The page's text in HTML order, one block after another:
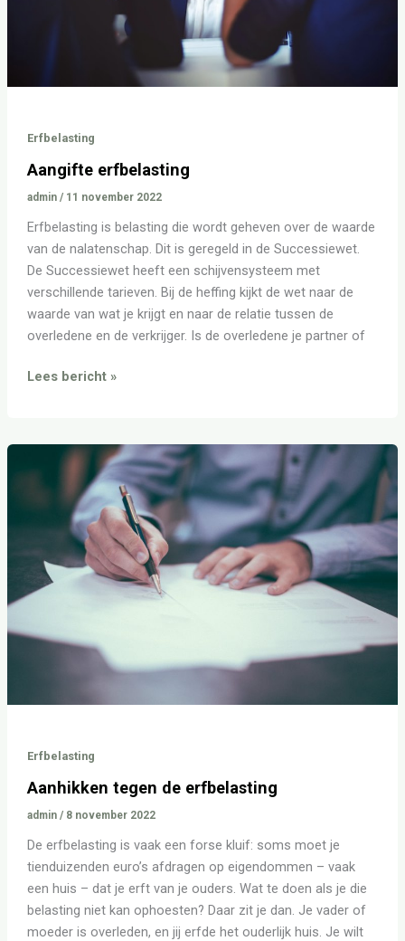
Erfbelasting
Aangifte erfbelasting
admin / 11 november 2022
Erfbelasting is belasting die wordt geheven over de waarde
van de nalatenschap. Dit is geregeld in de Successiewet.
De Successiewet heeft een schijvensysteem met
verschillende tarieven. Bij de heffing kijkt de wet naar de
waarde van wat je krijgt en naar de relatie tussen de
overledene en de verkrijger. Is de overledene je partner of
Lees bericht »
Erfbelasting
Aanhikken tegen de erfbelasting
admin / 8 november 2022
De erfbelasting is vaak een forse kluif: soms moet je
tienduizenden euro’s afdragen op eigendommen – vaak
een huis – dat je erft van je ouders. Wat te doen als je die
belasting niet kan ophoesten? Daar zit je dan. Je vader of
moeder is overleden, en jij erfde het ouderlijk huis. Je wilt
Aanhikken
tegen
erfbelasting